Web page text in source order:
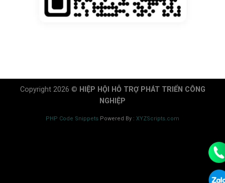
Copyright 2026 © HIỆP HỘI HỖ TRỢ PHÁT TRIỂN CÔNG
NGHIỆP
PHP Code Snippets Powered By : XYZScripts.com